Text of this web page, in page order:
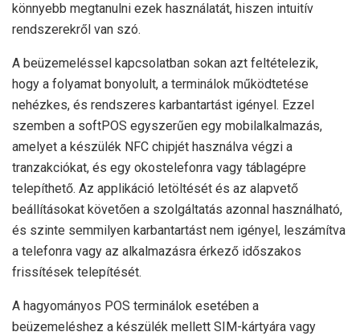
könnyebb megtanulni ezek használatát, hiszen intuitív
rendszerekről van szó.
A beüzemeléssel kapcsolatban sokan azt feltételezik,
hogy a folyamat bonyolult, a terminálok működtetése
nehézkes, és rendszeres karbantartást igényel. Ezzel
szemben a softPOS egyszerűen egy mobilalkalmazás,
amelyet a készülék NFC chipjét használva végzi a
tranzakciókat, és egy okostelefonra vagy táblagépre
telepíthető. Az applikáció letöltését és az alapvető
beállításokat követően a szolgáltatás azonnal használható,
és szinte semmilyen karbantartást nem igényel, leszámítva
a telefonra vagy az alkalmazásra érkező időszakos
frissítések telepítését.
A hagyományos POS terminálok esetében a
beüzemeléshez a készülék mellett SIM-kártyára vagy